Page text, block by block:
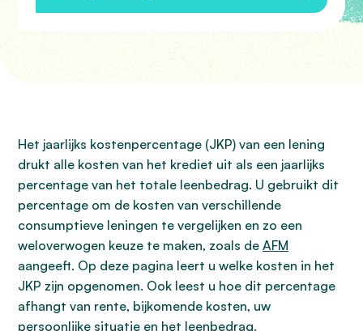
Het jaarlijks kostenpercentage (JKP) van een lening
drukt alle kosten van het krediet uit als een jaarlijks
percentage van het totale leenbedrag. U gebruikt dit
percentage om de kosten van verschillende
consumptieve leningen te vergelijken en zo een
weloverwogen keuze te maken, zoals de AFM
aangeeft. Op deze pagina leert u welke kosten in het
JKP zijn opgenomen. Ook leest u hoe dit percentage
afhangt van rente, bijkomende kosten, uw
persoonlijke situatie en het leenbedrag.